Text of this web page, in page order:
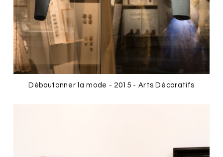
Déboutonner la mode - 2015 - Arts Décoratifs